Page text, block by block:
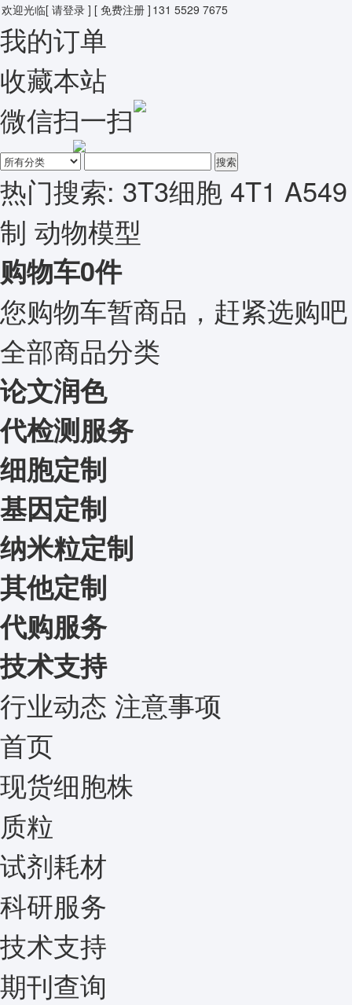
欢迎光临[ 请登录 ] [ 免费注册 ] 131 5529 7675
我的订单
收藏本站
微信扫一扫
搜索
热门搜索: 3T3细胞 4T1 A549
制 动物模型
购物车0件
您购物车暂商品，赶紧选购
全部商品分类
论文润色
代检测服务
细胞定制
基因定制
纳米粒定制
其他定制
代购服务
技术支持
行业动态 注意事项
首页
现货细胞株
质粒
试剂耗材
科研服务
技术支持
期刊查询